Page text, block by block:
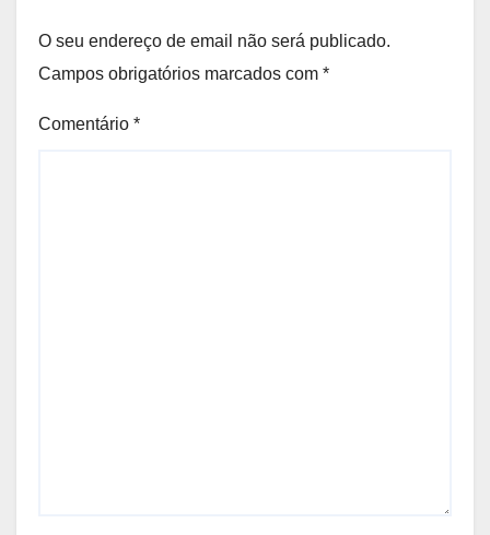
O seu endereço de email não será publicado.
Campos obrigatórios marcados com *
Comentário *